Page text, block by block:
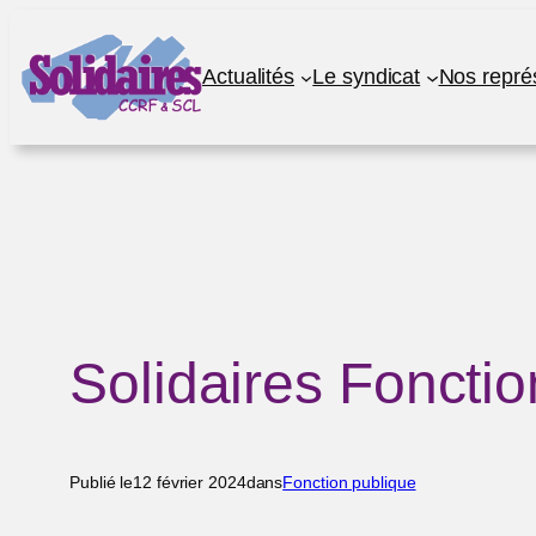
au
contenu
Actualités Le syndicat Nos
Solidaires
Publié le12 février 2024dansFonction publique